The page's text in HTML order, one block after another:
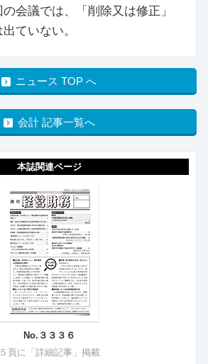
会議では、「削除又は修正」
ていない。
ニュース TOP へ
会計 記事一覧へ
本誌関連ページ
No.３３３６
５頁に「詳細記事」掲載